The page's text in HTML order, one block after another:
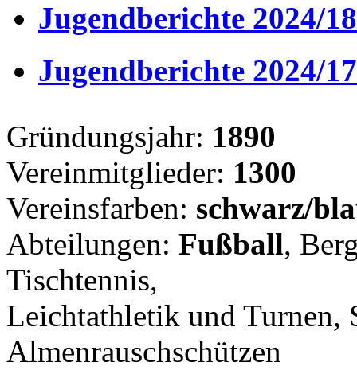
Jugendberichte 2024/18
Jugendberichte 2024/17
Gründungsjahr: 1890
Vereinmitglieder: 1300
Vereinsfarben: schwarz/
Abteilungen: Fußball,
Tischtennis,
Leichtathletik und Turnen,
Almenrauschschützen